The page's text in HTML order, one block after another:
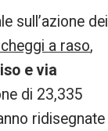
sull’azione dei
a raso,
e via
di 23,335
ridisegnate